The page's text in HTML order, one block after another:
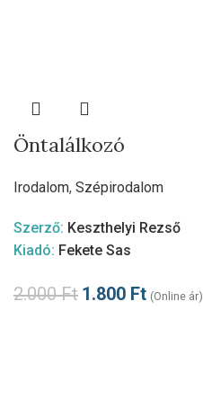
Öntalálkozó
Irodalom, Szépirodalom
Szerző: Keszthelyi Rezső
Kiadó: Fekete Sas
2.000Ft 1.800 Ft (Online ár)